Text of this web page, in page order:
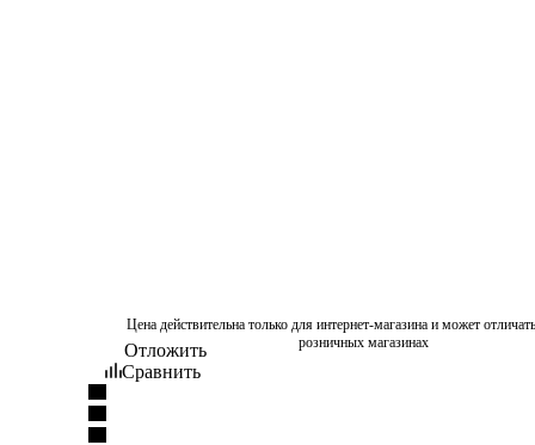
Цена действительна только для интернет-магазина и может
розничных магазинах
Отложить
Сравнить